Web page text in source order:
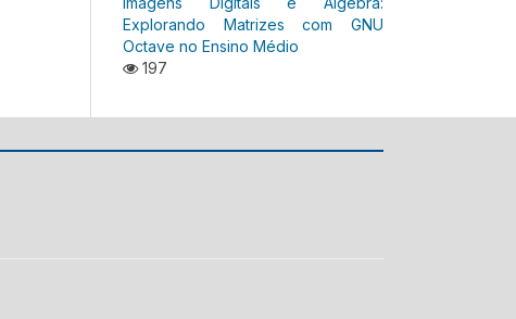
Explorando Matrizes com GNU
Octave no Ensino Médio
197